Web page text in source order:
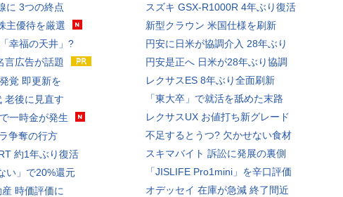
に 3つの終点
主優待を厳選
幸福の天井」?
言広告が話題
覚 即更新を
老後に見直す
一時金が発生
争奪の行方
約1年ぶり復活
い」で20%還元
時価評価に
スズキ GSX-R1000R 4年ぶり復活
新型クラウン 米国仕様を刷新
円安に日米が協調介入 28年ぶり
円安是正へ 日米が28年ぶり協調
レクサスES 8年ぶり全面刷新
「東大卒」で就活を舐めた末路
レクサスUX お値打ち新グレード
不足するとうつ? 欠かせない食材
スキマバイト 訴訟に発展の裏側
「JISLIFE Pro1mini」を辛口評価
オデッセイ 在庫が急減 終了間近